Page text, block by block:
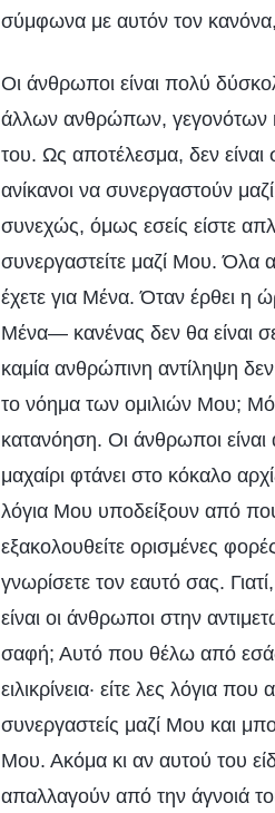
σύμφωνα με αυτόν τον κανόνα,
Οι άνθρωποι είναι πολύ
άλλων ανθρώπων, γεγονότων
του. Ως αποτέλεσμα, δεν είναι
ανίκανοι να συνεργαστούν
συνεχώς, όμως εσείς είστε
συνεργαστείτε μαζί Μου. Όλα
έχετε για Μένα. Όταν έρθει η
Μένα— κανένας δεν θα είναι
καμία ανθρώπινη αντίληψη δεν
το νόημα των ομιλιών Μου;
κατανόηση. Οι άνθρωποι
μαχαίρι φτάνει στο κόκαλο
λόγια Μου υποδείξουν από
εξακολουθείτε ορισμένες
γνωρίσετε τον εαυτό σας.
είναι οι άνθρωποι στην
σαφή; Αυτό που θέλω από εσάς
ειλικρίνεια· είτε λες λόγια
συνεργαστείς μαζί Μου και
Μου. Ακόμα κι αν αυτού του
απαλλαγούν από την άγνοιά